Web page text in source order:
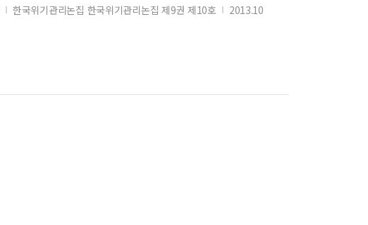
한국위기관리논집 한국위기관리논집 제9권 제10호 2013.10